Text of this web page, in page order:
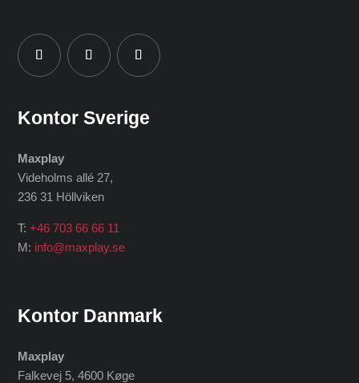
Kontor Sverige
Maxplay
Videholms allé 27,
236 31 Höllviken
T:+46 703 66 66 11
M: info@maxplay.se
Kontor Danmark
Maxplay
Falkevej 5, 4600 Køge